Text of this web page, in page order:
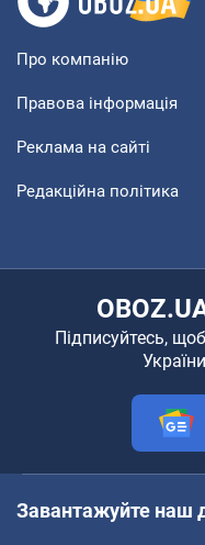
Про компанію
Правова інформація
Реклама на сайті
Редакційна політика
Підписуйтесь,
Завантажуйте наш